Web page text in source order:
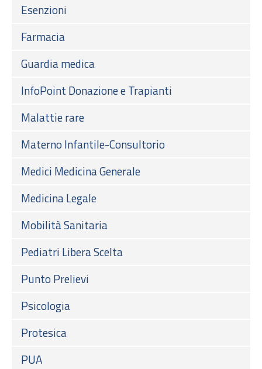
Esenzioni
Farmacia
Guardia medica
InfoPoint Donazione e Trapianti
Malattie rare
Materno Infantile-Consultorio
Medici Medicina Generale
Medicina Legale
Mobilità Sanitaria
Pediatri Libera Scelta
Punto Prelievi
Psicologia
Protesica
PUA